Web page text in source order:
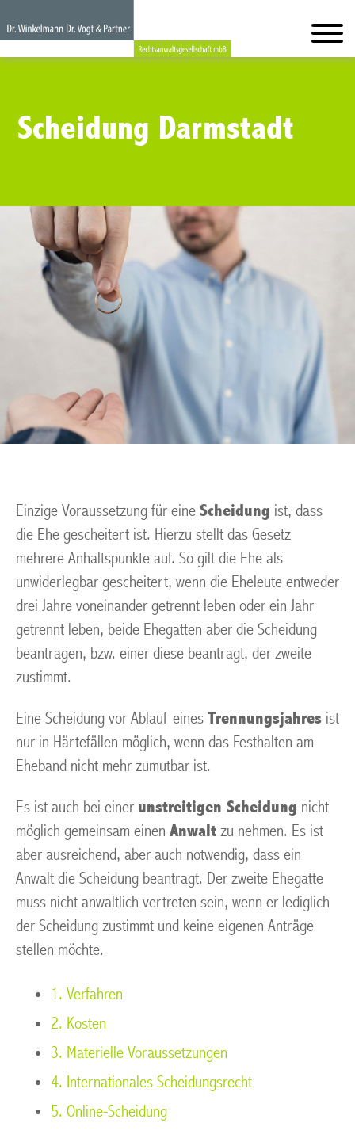
Scheidung Darmstadt
Einzige Voraussetzung für eine Scheidung ist, dass
die Ehe gescheitert ist. Hierzu stellt das Gesetz
mehrere Anhaltspunkte auf. So gilt die Ehe als
unwiderlegbar gescheitert, wenn die Eheleute entweder
drei Jahre voneinander getrennt leben oder ein Jahr
getrennt leben, beide Ehegatten aber die Scheidung
beantragen, bzw. einer diese beantragt, der zweite
zustimmt.
Eine Scheidung vor Ablauf eines Trennungsjahres ist
nur in Härtefällen möglich, wenn das Festhalten am
Eheband nicht mehr zumutbar ist.
Es ist auch bei einer unstreitigen Scheidung nicht
möglich gemeinsam einen Anwalt zu nehmen. Es ist
aber ausreichend, aber auch notwendig, dass ein
Anwalt die Scheidung beantragt. Der zweite Ehegatte
muss nicht anwaltlich vertreten sein, wenn er lediglich
der Scheidung zustimmt und keine eigenen Anträge
stellen möchte.
1. Verfahren
2. Kosten
3. Materielle Voraussetzungen
4. Internationales Scheidungsrecht
5. Online-Scheidung